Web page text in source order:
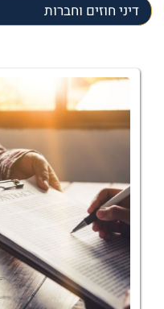
דיני חוזים וחברות